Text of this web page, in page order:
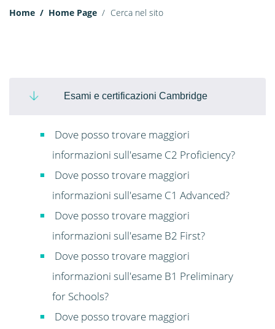
Home Home Page Cerca nel sito
Esami e certificazioni Cambridge
Dove posso trovare maggiori
informazioni sull'esame C2 Proficiency?
Dove posso trovare maggiori
informazioni sull'esame C1 Advanced?
Dove posso trovare maggiori
informazioni sull'esame B2 First?
Dove posso trovare maggiori
informazioni sull'esame B1 Preliminary
for Schools?
Dove posso trovare maggiori